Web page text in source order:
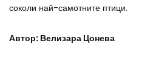
соколи най-самотните птици.
Автор: Велизара Цонева